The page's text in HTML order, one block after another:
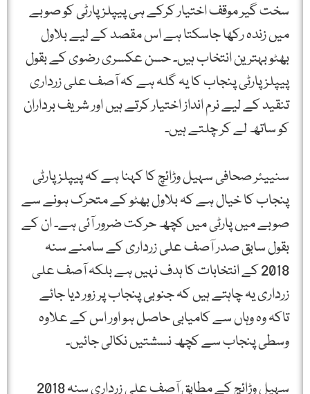
سخت گیر موقف اختیار کرکے ہی پیپلز پارٹی کو صوبے
میں زندہ رکھا جاسکتا ہے اس مقصد کے لیے بلاول
بھٹو بہترین انتخاب ہیں۔ حسن عکسری رضوی کے بقول
پیپلز پارٹی پنجاب کا یہ گلہ ہے کہ آصف علی زرداری
تنقید کے لیے نرم انداز اختیار کرتے ہیں اور شریف برداران
کو ساتھ لے کر چلتے ہیں۔
سنییئر صحافی سہیل وڑائچ کا کہنا ہے کہ پیپلز پارٹی
پنجاب کا خیال ہے کہ بلاول بھٹو کے متحرک ہونے سے
صوبے میں پارٹی میں کچھ حرکت ضرور آئی ہے۔ ان کے
بقول سابق صدر آصف علی زرداری کے سامنے سنہ
2018 کے انتخابات کا ہدف نہیں ہے بلکہ آصف علی
زرداری یہ چاہتے ہیں کہ جنوبی پنجاب پر زور دیا جائے
تاکہ وہ وہاں سے کامیابی حاصل ہو اور اس کے علاوہ
وسطی پنجاب سے کچھ نسشتیں نکالی جائیں۔
سہیل وڑائچ کے مطابق آصف علی زرداری سنہ 2018